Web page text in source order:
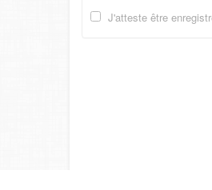
J'atteste être